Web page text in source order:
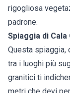
rigogliosa
padrone.
Spiaggia di Cala
Questa spiaggia,
tra i luoghi più
granitici ti